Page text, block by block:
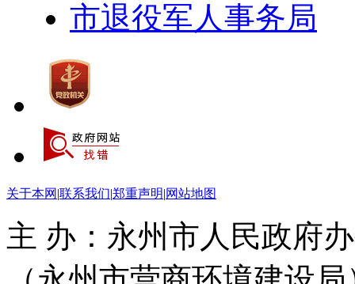
市退役军人事务局
关于本网 |联系我们|郑重声明|网站地图
主 办：永州市人民政府